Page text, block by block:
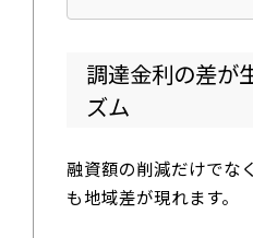
調達金利の差が
ズム
融資額の削減だけでなく
も地域差が現れます。